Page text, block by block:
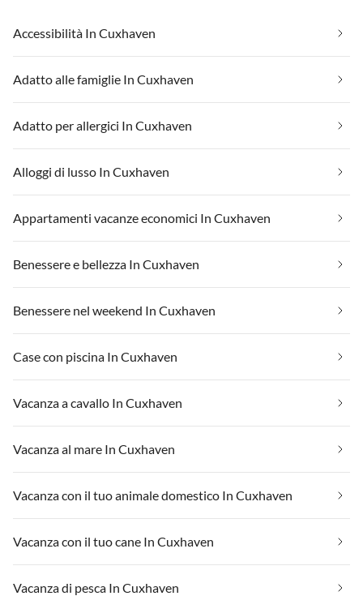
Accessibilità In Cuxhaven
Adatto alle famiglie In Cuxhaven
Adatto per allergici In Cuxhaven
Alloggi di lusso In Cuxhaven
Appartamenti vacanze economici In Cuxhaven
Benessere e bellezza In Cuxhaven
Benessere nel weekend In Cuxhaven
Case con piscina In Cuxhaven
Vacanza a cavallo In Cuxhaven
Vacanza al mare In Cuxhaven
Vacanza con il tuo animale domestico In Cuxhaven
Vacanza con il tuo cane In Cuxhaven
Vacanza di pesca In Cuxhaven